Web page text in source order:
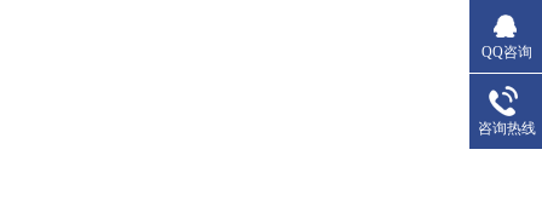
QQ咨询
咨询热线